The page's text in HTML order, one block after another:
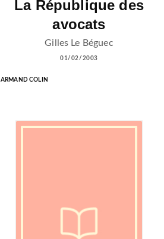
La République des
avocats
Gilles Le Béguec
01/02/2003
ARMAND COLIN